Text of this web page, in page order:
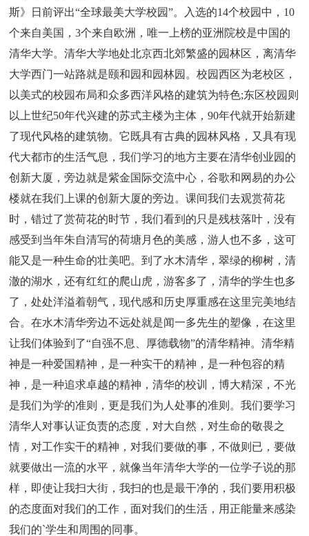
斯》日前评出“全球最美大学校园”。入选的14个校园中，10
个来自美国，3个来自欧洲，唯一上榜的亚洲院校是中国的
清华大学。清华大学地处北京西北郊繁盛的园林区，离清华
大学西门一站路就是颐和园和园林园。校园西区为老校区，
以美式的校园布局和众多西洋风格的建筑为特色;东区校园则
以上世纪50年代兴建的苏式主楼为主体，90年代就开始新建
了现代风格的建筑物。它既具有古典的园林风格，又具有现
代大都市的生活气息，我们学习的地方主要在清华创业园的
创新大厦，旁边就是紫金国际交流中心，谷歌和网易的办公
楼就在我们上课的创新大厦的旁边。课间我们去观赏荷花
时，错过了赏荷花的时节，我们看到的只是残枝落叶，没有
感受到当年朱自清写的荷塘月色的美感，游人也不多，这可
能又是一种生命的壮美吧。到了水木清华，翠绿的柳树，清
澈的湖水，还有红红的爬山虎，游客多了，清华的学生也多
了，处处洋溢着朝气，现代感和历史厚重感在这里完美地结
合。在水木清华旁边不远处就是闻一多先生的塑像，在这里
让我们体验到了“自强不息、厚德载物”的清华精神。清华精
神是一种爱国精神，是一种实干的精神，是一种包容的精
神，是一种追求卓越的精神，清华的校训，博大精深，不光
是我们为学的准则，更是我们为人处事的准则。我们要学习
清华人对事认证负责的态度，对大自然，对生命的敬畏之
情，对工作实干的精神，对我们要做的事，不做则已，要做
就要做出一流的水平，就像当年清华大学的一位学子说的那
样，即使让我扫大街，我扫的也是最干净的，我们要用积极
的态度面对我们的工作，面对我们的生活，用正能量来感染
我们的`学生和周围的同事。